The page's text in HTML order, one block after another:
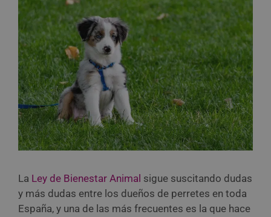
La Ley de Bienestar Animal sigue suscitando dudas
y más dudas entre los dueños de perretes en toda
España, y una de las más frecuentes es la que hace